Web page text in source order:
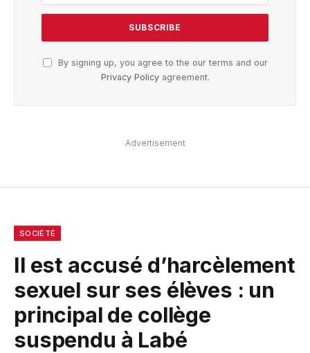
By signing up, you agree to the our terms and our
Privacy Policyagreement.
Advertisement
SOCIÉTÉ
Il est accusé d’harcèlement
sexuel sur ses élèves : un
principal de collège
suspendu à Labé